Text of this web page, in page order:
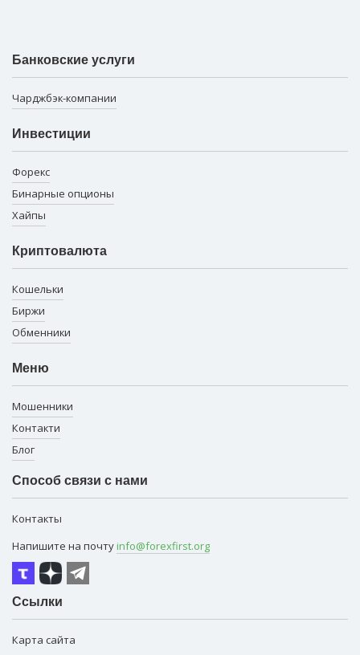
Банковские услуги
Чарджбэк-компании
Инвестиции
Форекс
Бинарные опционы
Хайпы
Криптовалюта
Кошельки
Биржи
Обменники
Меню
Мошенники
Контакти
Блог
Способ связи с нами
Контакты
Напишите на почту info@forexfirst.org
Ссылки
Карта сайта